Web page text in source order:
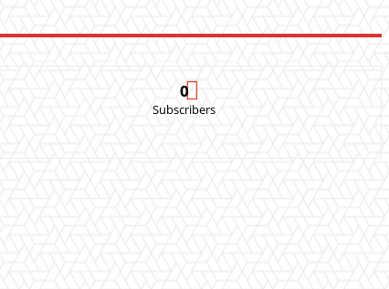
0
Subscribers